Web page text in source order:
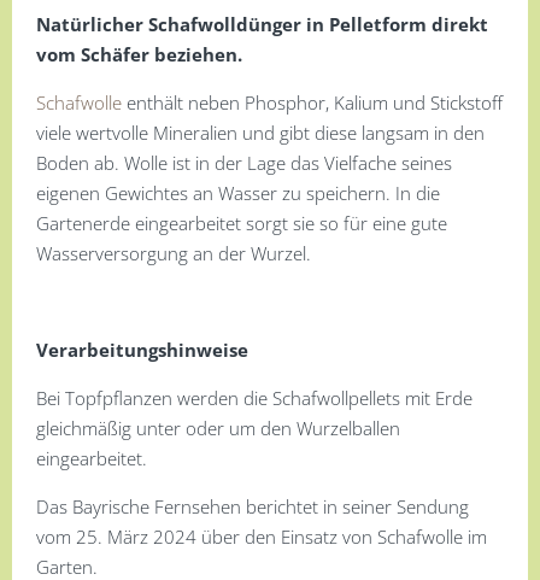
Natürlicher Schafwolldünger in Pelletform direkt
vom Schäfer beziehen.
Schafwolle enthält neben Phosphor, Kalium und Stickstoff
viele wertvolle Mineralien und gibt diese langsam in den
Boden ab. Wolle ist in der Lage das Vielfache seines
eigenen Gewichtes an Wasser zu speichern. In die
Gartenerde eingearbeitet sorgt sie so für eine gute
Wasserversorgung an der Wurzel.
Verarbeitungshinweise
Bei Topfpflanzen werden die Schafwollpellets mit Erde
gleichmäßig unter oder um den Wurzelballen
eingearbeitet.
Das Bayrische Fernsehen berichtet in seiner Sendung
vom 25. März 2024 über den Einsatz von Schafwolle im
Garten.